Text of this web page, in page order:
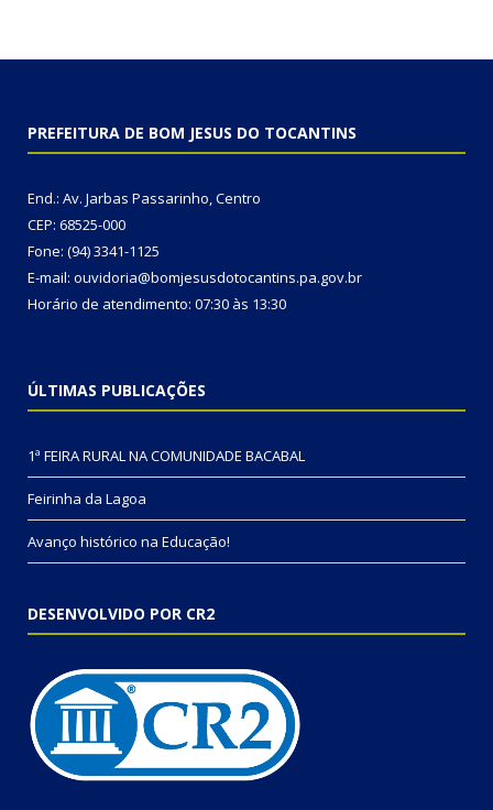
PREFEITURA DE BOM JESUS DO TOCANTINS
End.: Av. Jarbas Passarinho, Centro
CEP: 68525-000
Fone: (94) 3341-1125
E-mail: ouvidoria@bomjesusdotocantins.pa.gov.br
Horário de atendimento: 07:30 às 13:30
ÚLTIMAS PUBLICAÇÕES
1ª FEIRA RURAL NA COMUNIDADE BACABAL
Feirinha da Lagoa
Avanço histórico na Educação!
DESENVOLVIDO POR CR2